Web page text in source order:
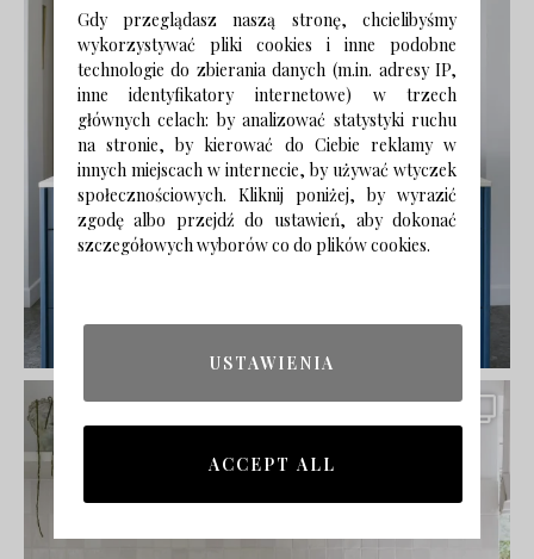
Gdy przeglądasz naszą stronę, chcielibyśmy
wykorzystywać pliki cookies i inne podobne
technologie do zbierania danych (m.in. adresy IP,
inne identyfikatory internetowe) w trzech
głównych celach: by analizować statystyki ruchu
na stronie, by kierować do Ciebie reklamy w
innych miejscach w internecie, by używać wtyczek
społecznościowych. Kliknij poniżej, by wyrazić
zgodę albo przejdź do ustawień, aby dokonać
szczegółowych wyborów co do plików cookies.
USTAWIENIA
ACCEPT ALL